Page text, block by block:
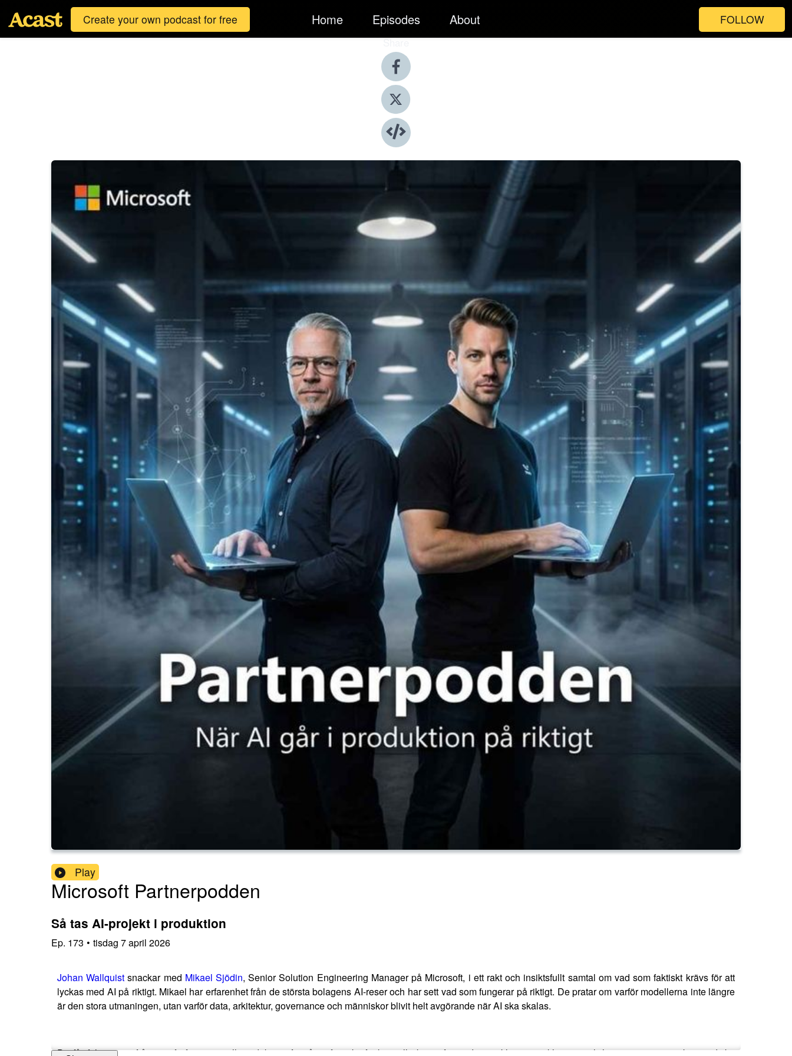
Create your own podcast for free Home Episodes About FOLLOW
Share
Play
Microsoft Partnerpodden
Så tas AI-projekt i produktion
Ep. 173 • tisdag 7 april 2026
Johan Wallquist snackar med Mikael Sjödin, Senior Solution Engineering Manager på Microsoft, i ett rakt och insiktsfullt samtal om vad som faktiskt krävs för att
lyckas med AI på riktigt. Mikael har erfarenhet från de största bolagens AI-reser och har sett vad som fungerar på riktigt. De pratar om varför modellerna inte längre
är den stora utmaningen, utan varför data, arkitektur, governance och människor blivit helt avgörande när AI ska skalas.
Du får följa resan från proof of concept till produktion, förstå varför icke‑funktionella krav ofta är den verkliga stoppklossen och hur organisationer kan undvika